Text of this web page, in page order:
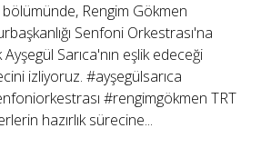
Rengim Gökmen
Senfoni Orkestrası'na
Sarıca'nın eşlik edeceği
izliyoruz. #ayşegülsarıca
#rengimgökmen TRT
hazırlık sürecine...